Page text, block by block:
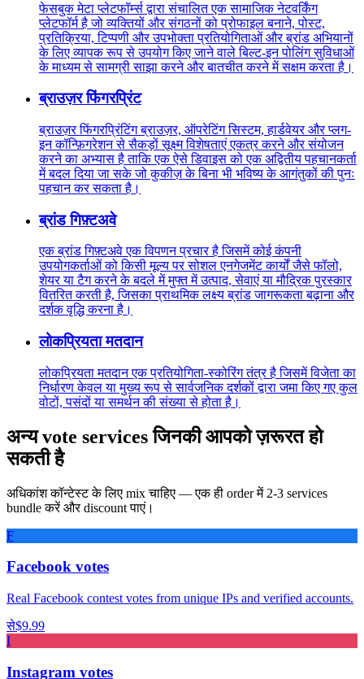
फेसबुक मेटा प्लेटफॉर्म्स द्वारा संचालित एक सामाजिक नेटवर्किंग
प्लेटफॉर्म है जो व्यक्तियों और संगठनों को प्रोफाइल बनाने, पोस्ट,
प्रतिक्रिया, टिप्पणी और उपभोक्ता प्रतियोगिताओं और ब्रांड अभियानों
के लिए व्यापक रूप से उपयोग किए जाने वाले बिल्ट-इन पोलिंग सुविधाओं
के माध्यम से सामग्री साझा करने और बातचीत करने में सक्षम करता है।
ब्राउज़र फिंगरप्रिंट
ब्राउज़र फिंगरप्रिंटिंग ब्राउज़र, ऑपरेटिंग सिस्टम, हार्डवेयर और प्लग-
इन कॉन्फ़िगरेशन से सैकड़ों सूक्ष्म विशेषताएं एकत्र करने और संयोजन
करने का अभ्यास है ताकि एक ऐसे डिवाइस को एक अद्वितीय पहचानकर्ता
में बदल दिया जा सके जो कुकीज़ के बिना भी भविष्य के आगंतुकों की पुनः
पहचान कर सकता है।
ब्रांड गिफ़्टअवे
एक ब्रांड गिफ़्टअवे एक विपणन प्रचार है जिसमें कोई कंपनी
उपयोगकर्ताओं को किसी मूल्य पर सोशल एनगेजमेंट कार्यों जैसे फॉलो,
शेयर या टैग करने के बदले में मुफ्त में उत्पाद, सेवाएं या मौद्रिक पुरस्कार
वितरित करती है, जिसका प्राथमिक लक्ष्य ब्रांड जागरूकता बढ़ाना और
दर्शक वृद्धि करना है।
लोकप्रियता मतदान
लोकप्रियता मतदान एक प्रतियोगिता-स्कोरिंग तंत्र है जिसमें विजेता का
निर्धारण केवल या मुख्य रूप से सार्वजनिक दर्शकों द्वारा जमा किए गए कुल
वोटों, पसंदों या समर्थन की संख्या से होता है।
अन्य vote services जिनकी आपको ज़रूरत हो
सकती है
अधिकांश कॉन्टेस्ट के लिए mix चाहिए — एक ही order में 2-3 services
bundle करें और discount पाएं।
F
Facebook votes
Real Facebook contest votes from unique IPs and verified accounts.
से$9.99
I
Instagram votes